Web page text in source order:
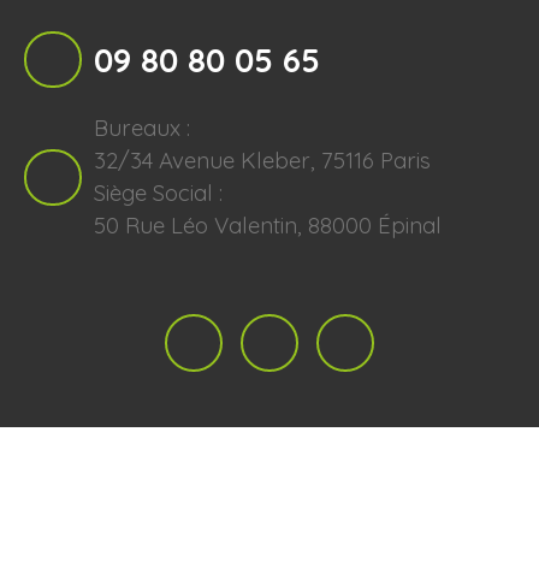
09 80 80 05 65
Bureaux :
32/34 Avenue Kleber, 75116 Paris
Siège Social :
50 Rue Léo Valentin, 88000 Épinal